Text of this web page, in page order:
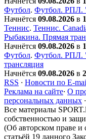
Футбол. Футбол. РПЛ.
Начнётся 09.08.2026 в
Теннис. Теннис.
Рыбакина. Прямая
Начнётся 09.08.2026 в
Футбол. Футбол. РПЛ.
трансляция
Начнётся 09.08.2026 в
RSS · Новости по E-
Реклама на сайте· О
персональных данных ·
Все материалы
собственностью и
(Об авторском праве и
статьёй 19 данного